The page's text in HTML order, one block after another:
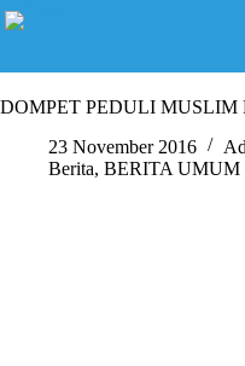
Skip
to
DOMPET PEDULI MUSLIM
23 November 2016
Berita, BERITA UMUM